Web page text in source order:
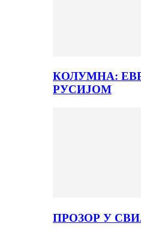
КОЛУМНА:
РУСИЈОМ
ПРОЗОР У